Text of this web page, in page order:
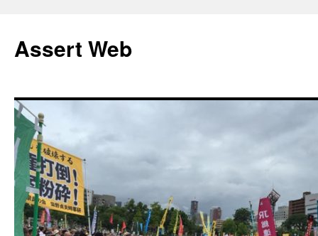
テ
ン
ス
キ
ッ
プ
Assert Web